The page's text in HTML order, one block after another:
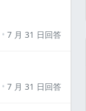
7 月 31 日回答
7 月 31 日回答